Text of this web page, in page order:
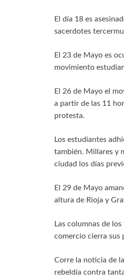
El día 18 es
sacerdotes
El 23 de Mayo es
movimiento
El 26 de Mayo el
a partir de las 11
protesta.
Los estudiantes
también. Millares y
ciudad los días
El 29 de Mayo
altura de Rioja y
Las columnas de
comercio cierra sus
Corre la noticia de
rebeldía contra